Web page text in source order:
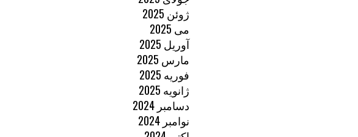
ژوئن 2025
می 2025
آوریل 2025
مارس 2025
فوریه 2025
ژانویه 2025
دسامبر 2024
نوامبر 2024